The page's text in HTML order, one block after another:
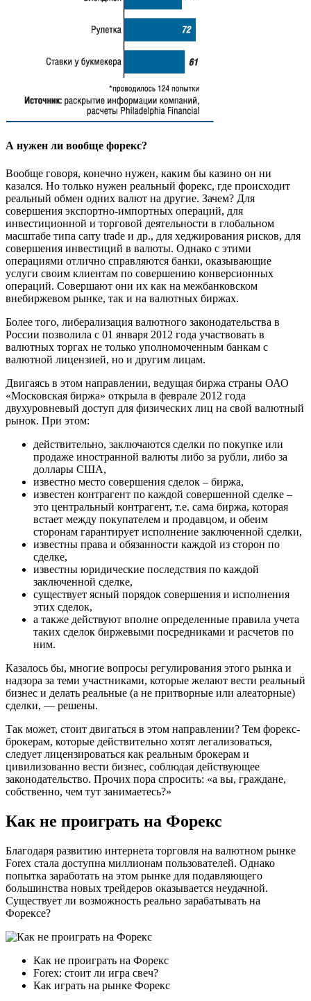
А нужен ли вообще форекс?
Вообще говоря, конечно нужен, каким бы казино он ни
казался. Но только нужен реальный форекс, где происходит
реальный обмен одних валют на другие. Зачем? Для
совершения экспортно-импортных операций, для
инвестиционной и торговой деятельности в глобальном
масштабе типа carry trade и др., для хеджирования рисков, для
совершения инвестиций в валюты. Однако с этими
операциями отлично справляются банки, оказывающие
услуги своим клиентам по совершению конверсионных
операций. Совершают они их как на межбанковском
внебиржевом рынке, так и на валютных биржах.
Более того, либерализация валютного законодательства в
России позволила с 01 января 2012 года участвовать в
валютных торгах не только уполномоченным банкам с
валютной лицензией, но и другим лицам.
Двигаясь в этом направлении, ведущая биржа страны ОАО
«Московская биржа» открыла в феврале 2012 года
двухуровневый доступ для физических лиц на свой валютный
рынок. При этом:
действительно, заключаются сделки по покупке или
продаже иностранной валюты либо за рубли, либо за
доллары США,
известно место совершения сделок – биржа,
известен контрагент по каждой совершенной сделке –
это центральный контрагент, т.е. сама биржа, которая
встает между покупателем и продавцом, и обеим
сторонам гарантирует исполнение заключенной сделки,
известны права и обязанности каждой из сторон по
сделке,
известны юридические последствия по каждой
заключенной сделке,
существует ясный порядок совершения и исполнения
этих сделок,
а также действуют вполне определенные правила учета
таких сделок биржевыми посредниками и расчетов по
ним.
Казалось бы, многие вопросы регулирования этого рынка и
надзора за теми участниками, которые желают вести реальный
бизнес и делать реальные (а не притворные или алеаторные)
сделки, — решены.
Так может, стоит двигаться в этом направлении? Тем форекс-
брокерам, которые действительно хотят легализоваться,
следует лицензироваться как реальным брокерам и
цивилизованно вести бизнес, соблюдая действующее
законодательство. Прочих пора спросить: «а вы, граждане,
собственно, чем тут занимаетесь?»
Как не проиграть на Форекс
Благодаря развитию интернета торговля на валютном рынке
Forex стала доступна миллионам пользователей. Однако
попытка заработать на этом рынке для подавляющего
большинства новых трейдеров оказывается неудачной.
Существует ли возможность реально зарабатывать на
Форексе?
Как не проиграть на Форекс
Forex: стоит ли игра свеч?
Как играть на рынке Форекс